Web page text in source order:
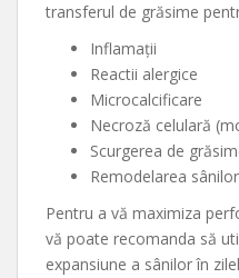
transferul de grăsime
Inflamații
Reactii alergice
Microcalcificare
Necroză celulară
Scurgerea de
Remodelarea
Pentru a vă maximiza
vă poate recomanda să
expansiune a sânilor în